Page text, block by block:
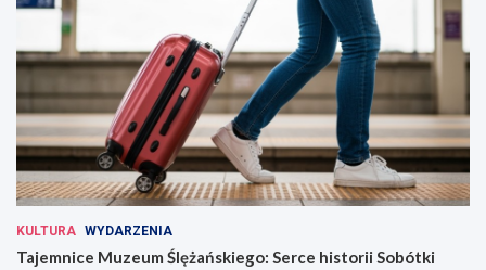
KULTURA WYDARZENIA
Tajemnice Muzeum Ślężańskiego: Serce historii Sobótki